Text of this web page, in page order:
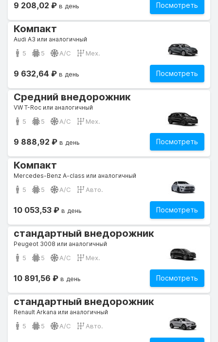
Посмотреть
9 208,02 ₽ в день
Компакт
Audi A3 или аналогичный
5 5 A/C Мех.
Посмотреть
9 632,64 ₽ в день
Средний внедорожник
VW T-Roc или аналогичный
5 5 A/C Мех.
Посмотреть
9 888,92 ₽ в день
Компакт
Mercedes-Benz A-class или аналогичный
5 5 A/C Авто.
Посмотреть
10 053,53 ₽ в день
стандартный внедорожник
Peugeot 3008 или аналогичный
5 5 A/C Мех.
Посмотреть
10 891,56 ₽ в день
стандартный внедорожник
Renault Arkana или аналогичный
5 5 A/C Авто.